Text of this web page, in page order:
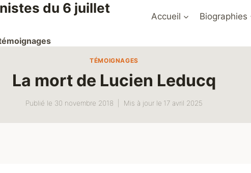
du 6 juillet
Accueil Biographies
TÉMOIGNAGES
La mort de Lucien Leducq
Publié le 30 novembre 2018 Mis à jour le 17 avril 2025